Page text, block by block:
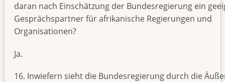
daran nach Einschätzung der Bundesregierung ein
Gesprächspartner für afrikanische Regierungen und
Organisationen?
Ja.
16. Inwiefern sieht die Bundesregierung durch die